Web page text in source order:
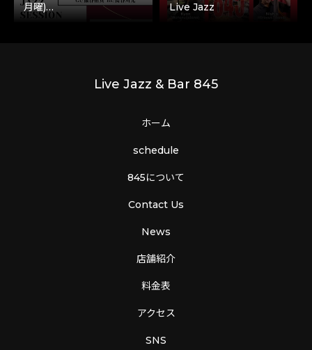
月曜)…
Live Jazz
Live Jazz & Bar 845
ホーム
schedule
845について
Contact Us
News
店舗紹介
料金表
アクセス
SNS